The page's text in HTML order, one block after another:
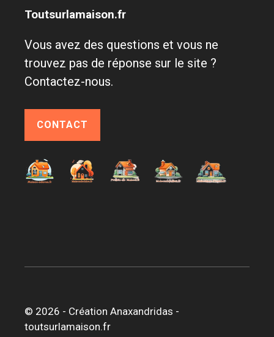
Toutsurlamaison.fr
Vous avez des questions et vous ne
trouvez pas de réponse sur le site ?
Contactez-nous.
CONTACT
© 2026 - Création Anaxandridas -
toutsurlamaison.fr